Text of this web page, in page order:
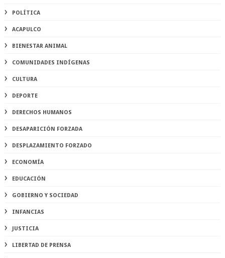
POLÍTICA
ACAPULCO
BIENESTAR ANIMAL
COMUNIDADES INDÍGENAS
CULTURA
DEPORTE
DERECHOS HUMANOS
DESAPARICIÓN FORZADA
DESPLAZAMIENTO FORZADO
ECONOMÍA
EDUCACIÓN
GOBIERNO Y SOCIEDAD
INFANCIAS
JUSTICIA
LIBERTAD DE PRENSA